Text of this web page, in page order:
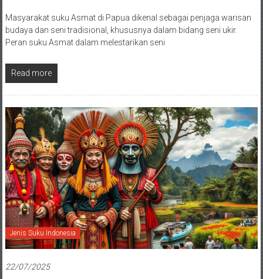
Masyarakat suku Asmat di Papua dikenal sebagai penjaga warisan
budaya dan seni tradisional, khususnya dalam bidang seni ukir.
Peran suku Asmat dalam melestarikan seni
Read more
Jenis Suku Indonesia
22/07/2025